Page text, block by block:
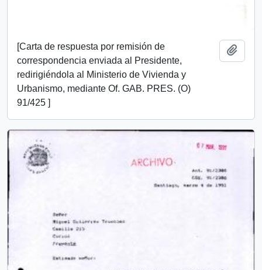
[Carta de respuesta por remisión de
correspondencia enviada al Presidente,
redirigiéndola al Ministerio de Vivienda y
Urbanismo, mediante Of. GAB. PRES. (O)
91/425 ]